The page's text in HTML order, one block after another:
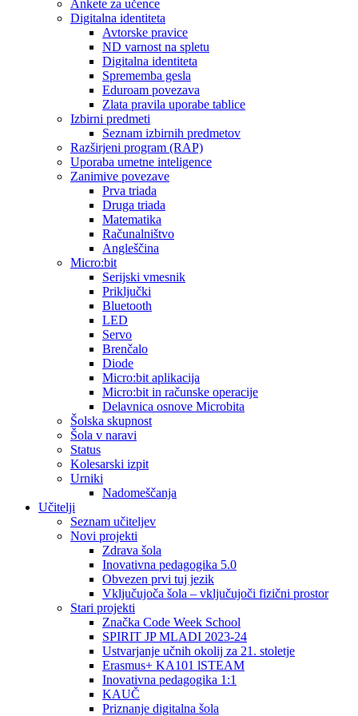
Ankete za učence
Digitalna identiteta
Avtorske pravice
ND varnost na spletu
Digitalna identiteta
Sprememba gesla
Eduroam povezava
Zlata pravila uporabe tablice
Izbirni predmeti
Seznam izbirnih predmetov
Razširjeni program (RAP)
Uporaba umetne inteligence
Zanimive povezave
Prva triada
Druga triada
Matematika
Računalništvo
Angleščina
Micro:bit
Serijski vmesnik
Priključki
Bluetooth
LED
Servo
Brenčalo
Diode
Micro:bit aplikacija
Micro:bit in računske operacije
Delavnica osnove Microbita
Šolska skupnost
Šola v naravi
Status
Kolesarski izpit
Urniki
Nadomeščanja
Učitelji
Seznam učiteljev
Novi projekti
Zdrava šola
Inovativna pedagogika 5.0
Obvezen prvi tuj jezik
Vključujoča šola – vključujoči fizični prostor
Stari projekti
Značka Code Week School
SPIRIT JP MLADI 2023-24
Ustvarjanje učnih okolij za 21. stoletje
Erasmus+ KA101 lSTEAM
Inovativna pedagogika 1:1
KAUČ
Priznanje digitalna šola